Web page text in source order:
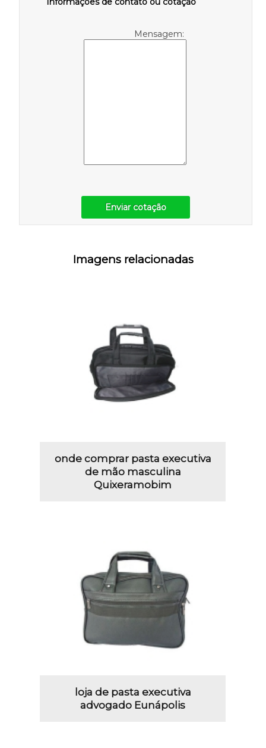
Mensagem:
Enviar cotação
Imagens relacionadas
onde comprar pasta executiva
de mão masculina
Quixeramobim
loja de pasta executiva
advogado Eunápolis